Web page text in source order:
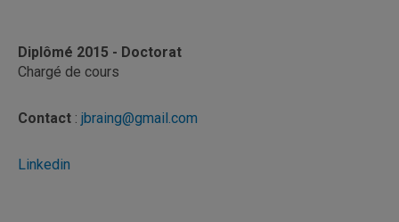
Diplômé 2015 - Doctorat
Chargé de cours
Contact : jbraing@gmail.com
Linkedin